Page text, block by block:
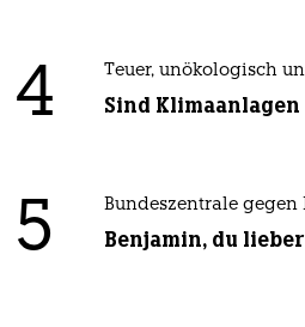
4 Teuer, unökologisch
Sind Klimaanlagen
5 Bundeszentrale
Benjamin, du